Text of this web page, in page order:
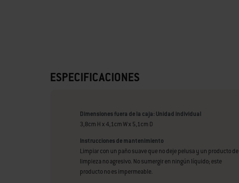
ESPECIFICACIONES
Dimensiones fuera de la caja: Unidad individual
3,8cm H x 4,1cm W x 5,1cm D
Instrucciones de mantenimiento
Limpiar con un paño suave que no deje pelusa y un producto de
limpieza no agresivo. No sumergir en ningún líquido; este
producto no es impermeable.